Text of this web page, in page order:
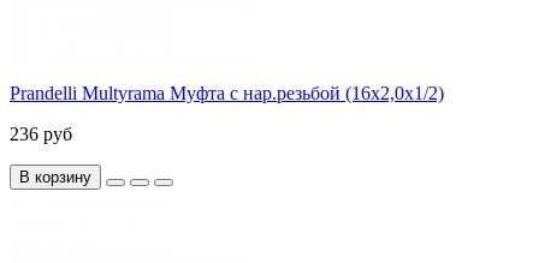
Prandelli Multyrama Муфта с нар.резьбой (16х2,0х1/2)
236 руб
В корзину